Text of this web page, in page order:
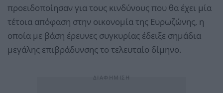
προειδοποίησαν για τους κινδύνους που θα έχει μία
τέτοια απόφαση στην οικονομία της Ευρωζώνης, η
οποία με βάση έρευνες συγκυρίας έδειξε σημάδια
μεγάλης επιβράδυνσης το τελευταίο δίμηνο.